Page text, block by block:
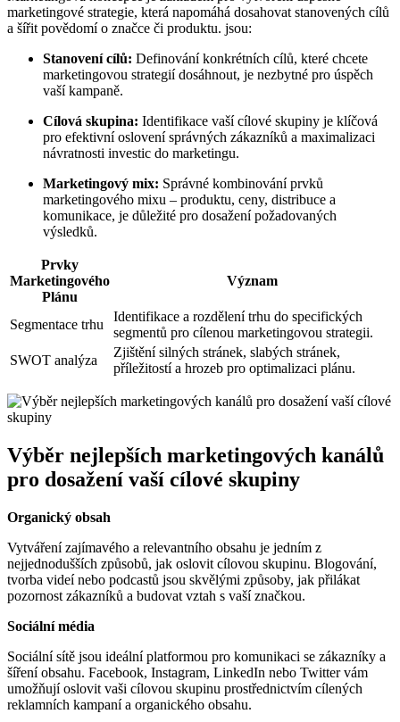
marketingové strategie, která napomáhá dosahovat stanovených cílů
a šířit povědomí o značce či produktu. jsou:
Stanovení cílů: Definování konkrétních cílů, které chcete
marketingovou strategií dosáhnout, je nezbytné pro úspěch
vaší kampaně.
Cílová skupina: Identifikace vaší cílové skupiny je klíčová
pro efektivní oslovení správných zákazníků a maximalizaci
návratnosti investic do marketingu.
Marketingový mix: Správné kombinování prvků
marketingového mixu – produktu, ceny, distribuce a
komunikace, je důležité pro dosažení požadovaných
výsledků.
Prvky
Marketingového
Plánu
Význam
Segmentace trhu
Identifikace a rozdělení trhu do specifických
segmentů pro cílenou marketingovou strategii.
SWOT analýza
Zjištění silných stránek, slabých stránek,
příležitostí a hrozeb pro optimalizaci plánu.
Výběr nejlepších marketingových kanálů
pro dosažení vaší cílové skupiny
Organický obsah
Vytváření zajímavého a relevantního obsahu je jedním z
nejjednodušších způsobů, jak oslovit cílovou skupinu. Blogování,
tvorba videí nebo podcastů jsou skvělými způsoby, jak přilákat
pozornost zákazníků a budovat vztah s vaší značkou.
Sociální média
Sociální sítě jsou ideální platformou pro komunikaci se zákazníky a
šíření obsahu. Facebook, Instagram, LinkedIn nebo Twitter vám
umožňují oslovit vaši cílovou skupinu prostřednictvím cílených
reklamních kampaní a organického obsahu.